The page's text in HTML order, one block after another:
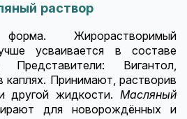
раствор
форма. Жирорастворимый
усваивается в составе
Вигантол,
каплях. Принимают, растворив
другой жидкости. Масляный
для новорождённых и